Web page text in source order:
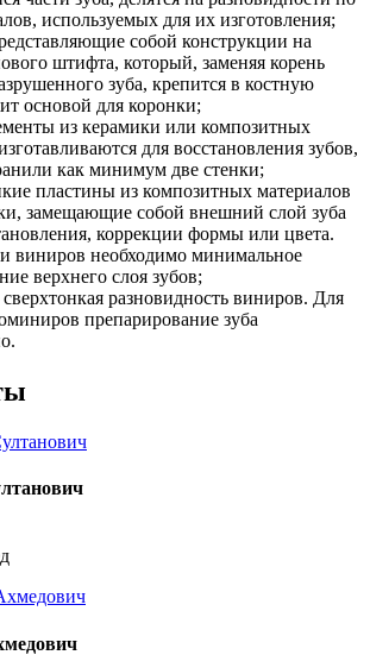
используемых для их изготовления;
собой конструкции на
штифта, который, заменяя корень
зуба, крепится в костную
основой для коронки;
из керамики или композитных
для восстановления зубов,
как минимум две стенки;
пластины из композитных материалов
замещающие собой внешний слой зуба
коррекции формы или цвета.
виниров необходимо минимальное
верхнего слоя зубов;
разновидность виниров. Для
препарирование зуба